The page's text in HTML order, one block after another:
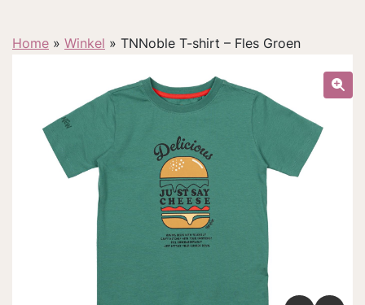
Home » Winkel » TNNoble T-shirt – Fles Groen